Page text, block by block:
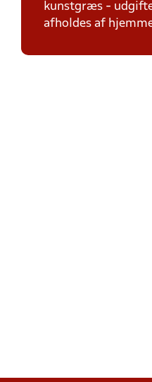
kunstgræs -
afholdes af